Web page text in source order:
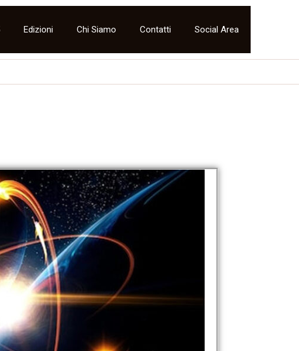
Edizioni Chi Siamo Contatti Social Area